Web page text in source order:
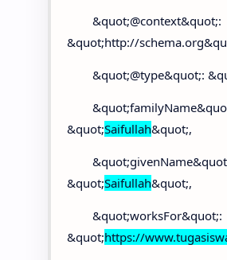
&quot;@context&quot;:
&quot;http://
&quot;@type&quot;:
&quot;Saifullah&quot;,
&quot;Saifullah&quot;,
&quot;worksFor&quot;:
&quot;https://